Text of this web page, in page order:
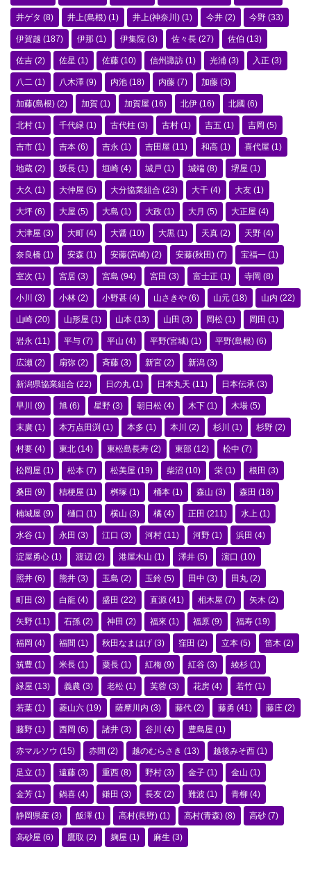
井ゲタ (8) 井上(島根) (1) 井上(神奈川) (1) 今井 (2) 今野 (33)
伊賀越 (187) 伊那 (1) 伊集院 (3) 佐々長 (27) 佐伯 (13)
佐吉 (2) 佐星 (1) 佐藤 (10) 信州諏訪 (1) 光浦 (3) 入正 (3)
八二 (1) 八木澤 (9) 内池 (18) 内藤 (7) 加藤 (3)
加藤(島根) (2) 加賀 (1) 加賀屋 (16) 北伊 (16) 北國 (6)
北村 (1) 千代緑 (1) 古代柱 (3) 古村 (1) 吉五 (1) 吉岡 (5)
吉市 (1) 吉本 (6) 吉永 (1) 吉田屋 (11) 和高 (1) 喜代屋 (1)
地蔵 (2) 坂長 (1) 垣崎 (4) 城戸 (1) 城端 (8) 堺屋 (1)
大久 (1) 大仲屋 (5) 大分協業組合 (23) 大千 (4) 大友 (1)
大坪 (6) 大屋 (5) 大島 (1) 大政 (1) 大月 (5) 大正屋 (4)
大津屋 (3) 大町 (4) 大醤 (10) 大黒 (1) 天真 (2) 天野 (4)
奈良橋 (1) 安森 (1) 安藤(宮崎) (2) 安藤(秋田) (7) 宝福一 (1)
室次 (1) 宮居 (3) 宮島 (94) 宮田 (3) 富士正 (1) 寺岡 (8)
小川 (3) 小林 (2) 小野甚 (4) 山さきや (6) 山元 (18) 山内 (22)
山崎 (20) 山形屋 (1) 山本 (13) 山田 (3) 岡松 (1) 岡田 (1)
岩永 (11) 平与 (7) 平山 (4) 平野(宮城) (1) 平野(島根) (6)
広瀬 (2) 扇弥 (2) 斉藤 (3) 新宮 (2) 新潟 (3)
新潟県協業組合 (22) 日の丸 (1) 日本丸天 (11) 日本伝承 (3)
早川 (9) 旭 (6) 星野 (3) 朝日松 (4) 木下 (1) 木場 (5)
末廣 (1) 本万点田渕 (1) 本多 (1) 本川 (2) 杉川 (1) 杉野 (2)
村要 (4) 東北 (14) 東松島長寿 (2) 東部 (12) 松中 (7)
松岡屋 (1) 松本 (7) 松美屋 (19) 柴沼 (10) 栄 (1) 根田 (3)
桑田 (9) 桔梗屋 (1) 桝塚 (1) 桶本 (1) 森山 (3) 森田 (18)
楠城屋 (9) 樋口 (1) 横山 (3) 橘 (4) 正田 (211) 水上 (1)
水谷 (1) 永田 (3) 江口 (3) 河村 (11) 河野 (1) 浜田 (4)
淀屋勇心 (1) 渡辺 (2) 港屋木山 (1) 澤井 (5) 濵口 (10)
照井 (6) 熊井 (3) 玉島 (2) 玉鈴 (5) 田中 (3) 田丸 (2)
町田 (3) 白龍 (4) 盛田 (22) 直源 (41) 相木屋 (7) 矢木 (2)
矢野 (11) 石孫 (2) 神田 (2) 福來 (1) 福原 (9) 福寿 (19)
福岡 (4) 福間 (1) 秋田なまはげ (3) 窪田 (2) 立本 (5) 笛木 (2)
筑豊 (1) 米長 (1) 粟長 (1) 紅梅 (9) 紅谷 (3) 綾杉 (1)
緑屋 (13) 義農 (3) 老松 (1) 芙蓉 (3) 花房 (4) 若竹 (1)
若葉 (1) 菱山六 (19) 薩摩川内 (3) 藤代 (2) 藤勇 (41) 藤庄 (2)
藤野 (1) 西岡 (6) 諸井 (3) 谷川 (4) 豊島屋 (1)
赤マルソウ (15) 赤間 (2) 越のむらさき (13) 越後みそ西 (1)
足立 (1) 遠藤 (3) 重西 (8) 野村 (3) 金子 (1) 金山 (1)
金芳 (1) 鍋喜 (4) 鎌田 (3) 長友 (2) 難波 (1) 青柳 (4)
静岡県産 (3) 飯澤 (1) 高村(長野) (1) 高村(青森) (8) 高砂 (7)
高砂屋 (6) 鷹取 (2) 麹屋 (1) 麻生 (3)